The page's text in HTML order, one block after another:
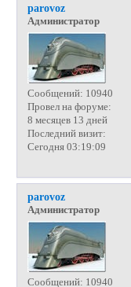
parovoz
Администратор
Сообщений: 10940
Провел на форуме:
8 месяцев 13 дней
Последний визит:
Сегодня 03:19:09
parovoz
Администратор
Сообщений: 10940